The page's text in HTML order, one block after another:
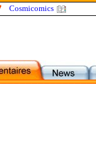
Cosmicomics